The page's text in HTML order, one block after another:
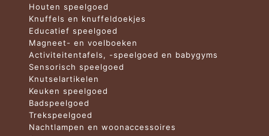
Houten speelgoed
Knuffels en knuffeldoekjes
Educatief speelgoed
Magneet- en voelboeken
Activiteitentafels, -speelgoed en babygyms
Sensorisch speelgoed
Knutselartikelen
Keuken speelgoed
Badspeelgoed
Trekspeelgoed
Nachtlampen en woonaccessoires